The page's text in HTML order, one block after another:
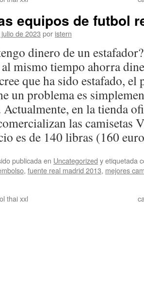
equipos de futbol
de 2023 por istern
dinero de un
mismo tiempo ahorra
que ha sido estafado,
un problema es
en la tienda
las camisetas
es de 140 libras (160
publicada en Uncategorized y etiquetada
, fuente real madrid 2013, mejores
thai xxl